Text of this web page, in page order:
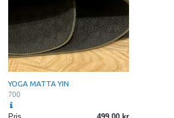
YOGA MATTA YIN
700